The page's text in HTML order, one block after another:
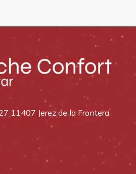
11407 Jerez de la Frontera